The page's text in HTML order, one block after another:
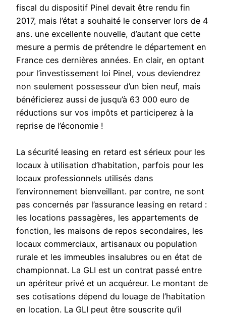
fiscal du dispositif Pinel devait être rendu fin
2017, mais l’état a souhaité le conserver lors de 4
ans. une excellente nouvelle, d’autant que cette
mesure a permis de prétendre le département en
France ces dernières années. En clair, en optant
pour l’investissement loi Pinel, vous deviendrez
non seulement possesseur d’un bien neuf, mais
bénéficierez aussi de jusqu’à 63 000 euro de
réductions sur vos impôts et participerez à la
reprise de l’économie !
La sécurité leasing en retard est sérieux pour les
locaux à utilisation d’habitation, parfois pour les
locaux professionnels utilisés dans
l’environnement bienveillant. par contre, ne sont
pas concernés par l’assurance leasing en retard :
les locations passagères, les appartements de
fonction, les maisons de repos secondaires, les
locaux commerciaux, artisanaux ou population
rurale et les immeubles insalubres ou en état de
championnat. La GLI est un contrat passé entre
un apériteur privé et un acquéreur. Le montant de
ses cotisations dépend du louage de l’habitation
en location. La GLI peut être souscrite qu’il